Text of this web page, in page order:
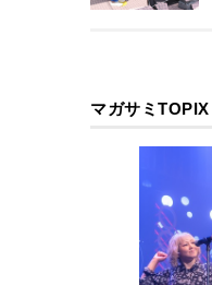
マガサミTOPIX